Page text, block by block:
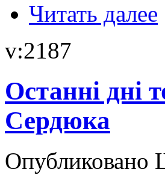
Читать далее
v:2187
Останні дні
Сердюка
Опубликовано